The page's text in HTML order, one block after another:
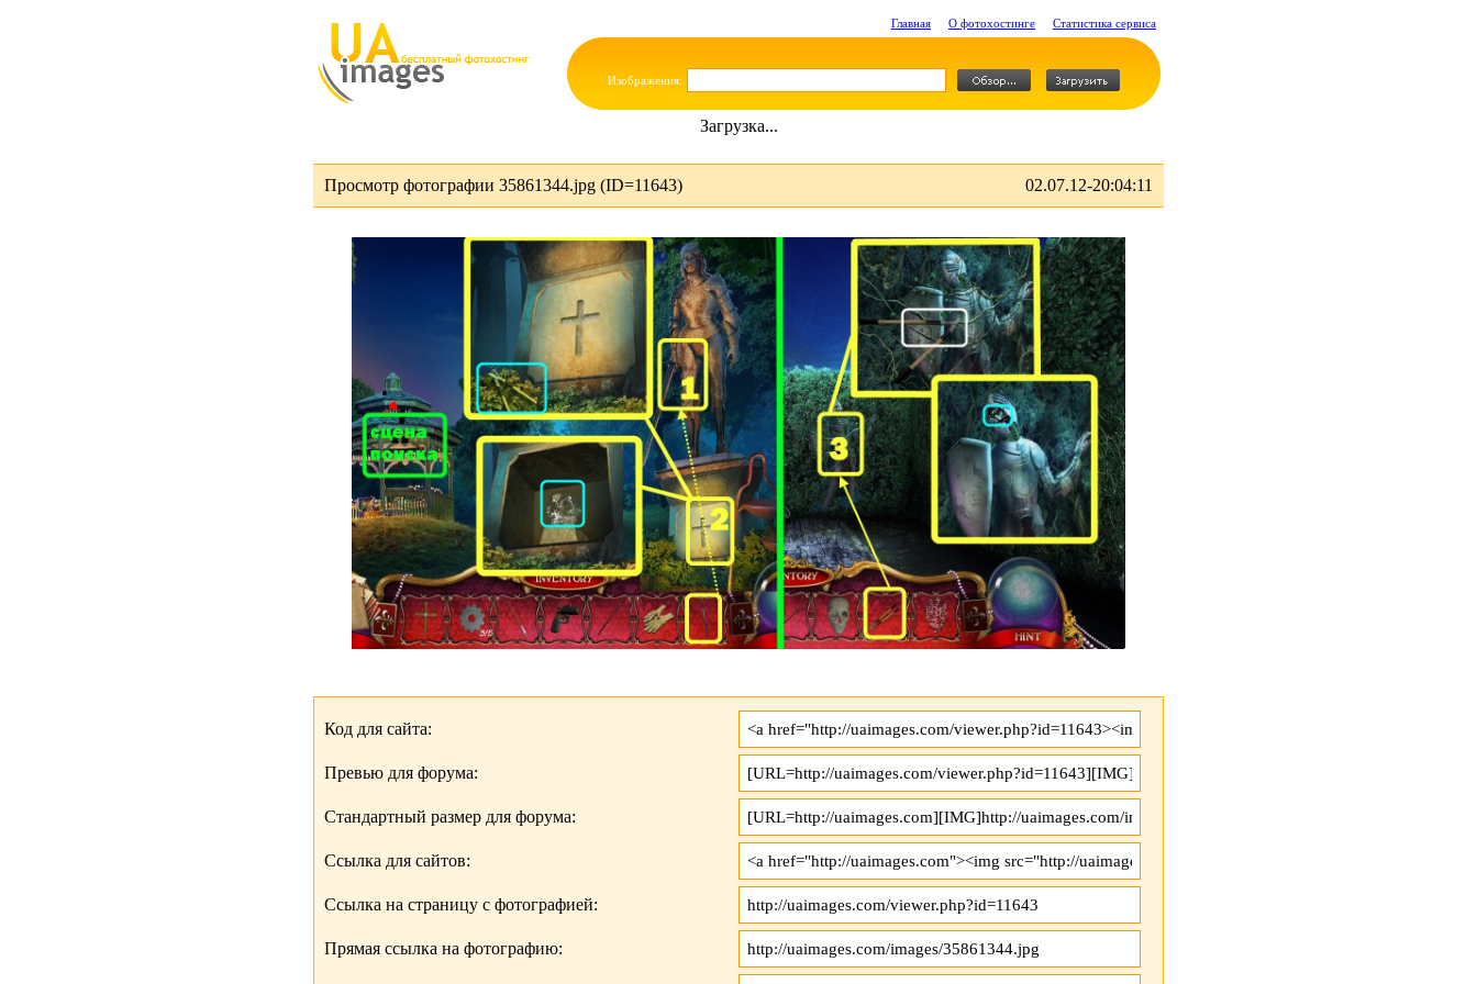
Главная О фотохостинге Статистика сервиса
Изображения:
Загрузка...
Просмотр фотографии 35861344.jpg (ID=11643) 02.07.12-20:04:11
Код для сайта:
Превью для форума:
Стандартный размер для форума:
Ссылка для сайтов:
Ссылка на страницу с фотографией:
Прямая ссылка на фотографию: